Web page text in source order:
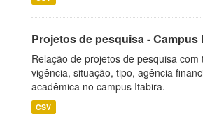
Projetos de pesquisa - Campus
Relação de projetos de pesquisa com
vigência, situação, tipo, agência
acadêmica no campus Itabira.
CSV